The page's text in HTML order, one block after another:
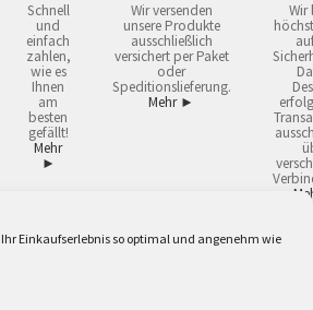
Einkaufserlebnis so optimal und angenehm wie
Schnell
und
einfach
zahlen,
wie es
Ihnen
am
besten
gefällt!
Mehr
►
Wir versenden
unsere Produkte
ausschließlich
versichert per Paket
oder
Speditionslieferung.
Mehr ►
Wir
24.
€ Nettowarenwert. Inseln ausgenommen. Unsere